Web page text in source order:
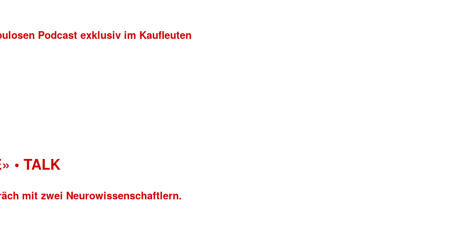
Podcast exklusiv im Kaufleuten
• TALK
mit zwei Neurowissenschaftlern.